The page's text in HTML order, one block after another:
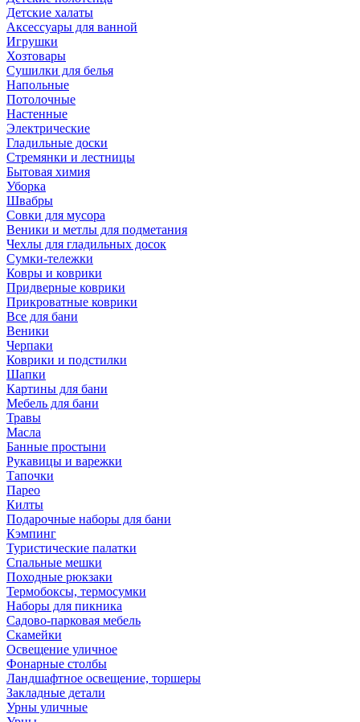
Детские халаты
Аксессуары для ванной
Игрушки
Хозтовары
Сушилки для белья
Напольные
Потолочные
Настенные
Электрические
Гладильные доски
Стремянки и лестницы
Бытовая химия
Уборка
Швабры
Совки для мусора
Веники и метлы для подметания
Чехлы для гладильных досок
Сумки-тележки
Ковры и коврики
Придверные коврики
Прикроватные коврики
Все для бани
Веники
Черпаки
Коврики и подстилки
Шапки
Картины для бани
Мебель для бани
Травы
Масла
Банные простыни
Рукавицы и варежки
Тапочки
Парео
Килты
Подарочные наборы для бани
Кэмпинг
Туристические палатки
Спальные мешки
Походные рюкзаки
Термобоксы, термосумки
Наборы для пикника
Садово-парковая мебель
Скамейки
Освещение уличное
Фонарные столбы
Ландшафтное освещение, торшеры
Закладные детали
Урны уличные